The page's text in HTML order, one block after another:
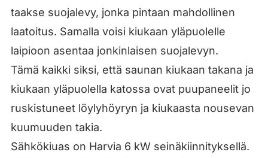
taakse suojalevy, jonka pintaan mahdollinen
laatoitus. Samalla voisi kiukaan yläpuolelle
laipioon asentaa jonkinlaisen suojalevyn.
Tämä kaikki siksi, että saunan kiukaan takana ja
kiukaan yläpuolella katossa ovat puupaneelit jo
ruskistuneet löylyhöyryn ja kiukaasta nousevan
kuumuuden takia.
Sähkökiuas on Harvia 6 kW seinäkiinnityksellä.